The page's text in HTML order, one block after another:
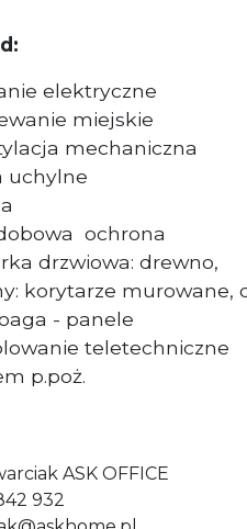
elektryczne
miejskie
mechaniczna
uchylne
ochrona
drzwiowa: drewno,
korytarze murowane,
- panele
teletechniczne
p.poż.
ASK OFFICE
932